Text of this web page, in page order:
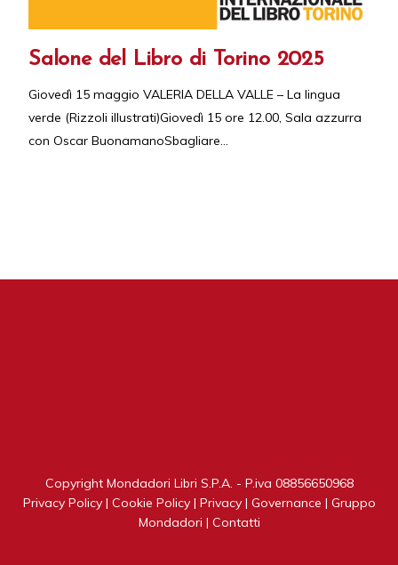
Salone del Libro di Torino 2025
Giovedì 15 maggio VALERIA DELLA VALLE – La lingua
verde (Rizzoli illustrati)Giovedì 15 ore 12.00, Sala azzurra
con Oscar BuonamanoSbagliare...
Copyright Mondadori Libri S.P.A. - P.iva 08856650968
Privacy Policy| Cookie Policy| Privacy| Governance | Gruppo
Mondadori | Contatti